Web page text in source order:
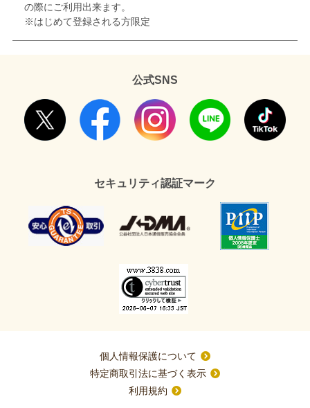
の際にご利用出来ます。
※はじめて登録される方限定
公式SNS
セキュリティ認証マーク
個人情報保護について
特定商取引法に基づく表示
利用規約